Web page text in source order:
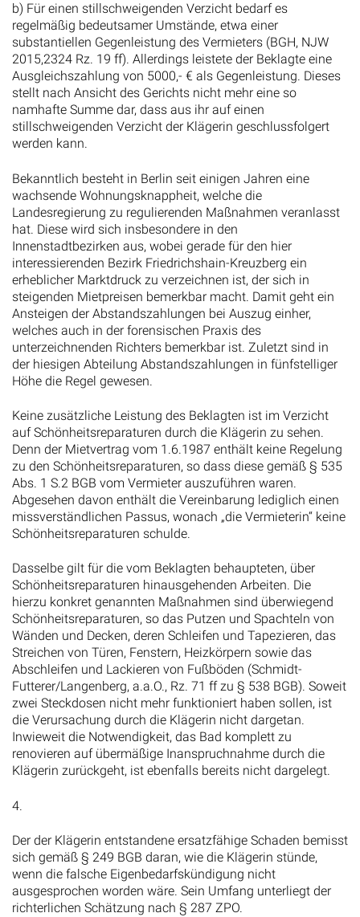
b) Für einen stillschweigenden Verzicht bedarf es
regelmäßig bedeutsamer Umstände, etwa einer
substantiellen Gegenleistung des Vermieters (BGH, NJW
2015,2324 Rz. 19 ff). Allerdings leistete der Beklagte eine
Ausgleichszahlung von 5000,- € als Gegenleistung. Dieses
stellt nach Ansicht des Gerichts nicht mehr eine so
namhafte Summe dar, dass aus ihr auf einen
stillschweigenden Verzicht der Klägerin geschlussfolgert
werden kann.
Bekanntlich besteht in Berlin seit einigen Jahren eine
wachsende Wohnungsknappheit, welche die
Landesregierung zu regulierenden Maßnahmen veranlasst
hat. Diese wird sich insbesondere in den
Innenstadtbezirken aus, wobei gerade für den hier
interessierenden Bezirk Friedrichshain-Kreuzberg ein
erheblicher Marktdruck zu verzeichnen ist, der sich in
steigenden Mietpreisen bemerkbar macht. Damit geht ein
Ansteigen der Abstandszahlungen bei Auszug einher,
welches auch in der forensischen Praxis des
unterzeichnenden Richters bemerkbar ist. Zuletzt sind in
der hiesigen Abteilung Abstandszahlungen in fünfstelliger
Höhe die Regel gewesen.
Keine zusätzliche Leistung des Beklagten ist im Verzicht
auf Schönheitsreparaturen durch die Klägerin zu sehen.
Denn der Mietvertrag vom 1.6.1987 enthält keine Regelung
zu den Schönheitsreparaturen, so dass diese gemäß § 535
Abs. 1 S.2 BGB vom Vermieter auszuführen waren.
Abgesehen davon enthält die Vereinbarung lediglich einen
missverständlichen Passus, wonach „die Vermieterin“ keine
Schönheitsreparaturen schulde.
Dasselbe gilt für die vom Beklagten behaupteten, über
Schönheitsreparaturen hinausgehenden Arbeiten. Die
hierzu konkret genannten Maßnahmen sind überwiegend
Schönheitsreparaturen, so das Putzen und Spachteln von
Wänden und Decken, deren Schleifen und Tapezieren, das
Streichen von Türen, Fenstern, Heizkörpern sowie das
Abschleifen und Lackieren von Fußböden (Schmidt-
Futterer/Langenberg, a.a.O., Rz. 71 ff zu § 538 BGB). Soweit
zwei Steckdosen nicht mehr funktioniert haben sollen, ist
die Verursachung durch die Klägerin nicht dargetan.
Inwieweit die Notwendigkeit, das Bad komplett zu
renovieren auf übermäßige Inanspruchnahme durch die
Klägerin zurückgeht, ist ebenfalls bereits nicht dargelegt.
4.
Der der Klägerin entstandene ersatzfähige Schaden bemisst
sich gemäß § 249 BGB daran, wie die Klägerin stünde,
wenn die falsche Eigenbedarfskündigung nicht
ausgesprochen worden wäre. Sein Umfang unterliegt der
richterlichen Schätzung nach § 287 ZPO.